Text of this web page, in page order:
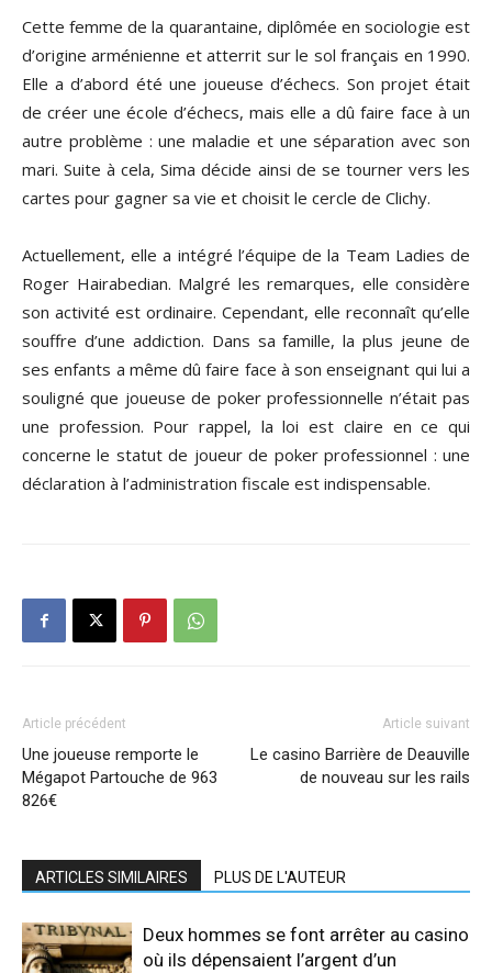
Cette femme de la quarantaine, diplômée en sociologie est
d’origine arménienne et atterrit sur le sol français en 1990.
Elle a d’abord été une joueuse d’échecs. Son projet était
de créer une école d’échecs, mais elle a dû faire face à un
autre problème : une maladie et une séparation avec son
mari. Suite à cela, Sima décide ainsi de se tourner vers les
cartes pour gagner sa vie et choisit le cercle de Clichy.
Actuellement, elle a intégré l’équipe de la Team Ladies de
Roger Hairabedian. Malgré les remarques, elle considère
son activité est ordinaire. Cependant, elle reconnaît qu’elle
souffre d’une addiction. Dans sa famille, la plus jeune de
ses enfants a même dû faire face à son enseignant qui lui a
souligné que joueuse de poker professionnelle n’était pas
une profession. Pour rappel, la loi est claire en ce qui
concerne le statut de joueur de poker professionnel : une
déclaration à l’administration fiscale est indispensable.
Article précédent
Une joueuse remporte le
Mégapot Partouche de 963
826€
Article suivant
Le casino Barrière de Deauville
de nouveau sur les rails
ARTICLES SIMILAIRES PLUS DE L'AUTEUR
Deux hommes se font arrêter au casino
où ils dépensaient l’argent d’un